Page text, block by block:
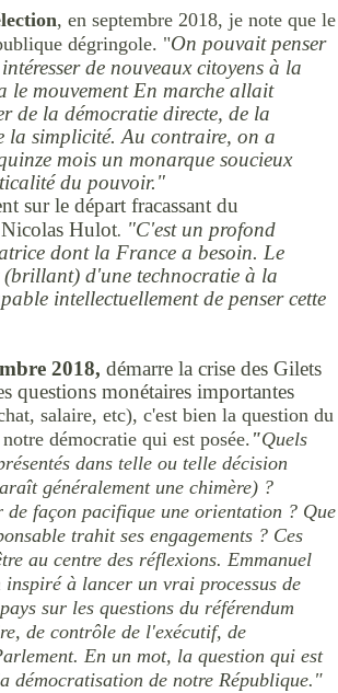
, en septembre 2018, je note que le
dégringole. "On pouvait penser
de nouveaux citoyens à la
le mouvement En marche allait
de la démocratie directe, de la
la simplicité. Au contraire, on a
mois un monarque soucieux
du pouvoir."
sur le départ fracassant du
Hulot. "C'est un profond
dont la France a besoin. Le
d'une technocratie à la
intellectuellement de penser cette
2018, démarre la crise des Gilets
questions monétaires importantes
salaire, etc), c'est bien la question du
démocratie qui est posée."Quels
dans telle ou telle décision
généralement une chimère) ?
de façon pacifique une orientation ? Que
trahit ses engagements ? Ces
au centre des réflexions. Emmanuel
à lancer un vrai processus de
sur les questions du référendum
de contrôle de l'exécutif, de
En un mot, la question qui est
démocratisation de notre République."